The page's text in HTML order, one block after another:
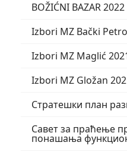
BOŽIĆNI BAZAR 2022
Izbori MZ Bački
Izbori MZ Maglić
Izbori MZ Gložan
Стратешки план
Савет за праћење
понашања